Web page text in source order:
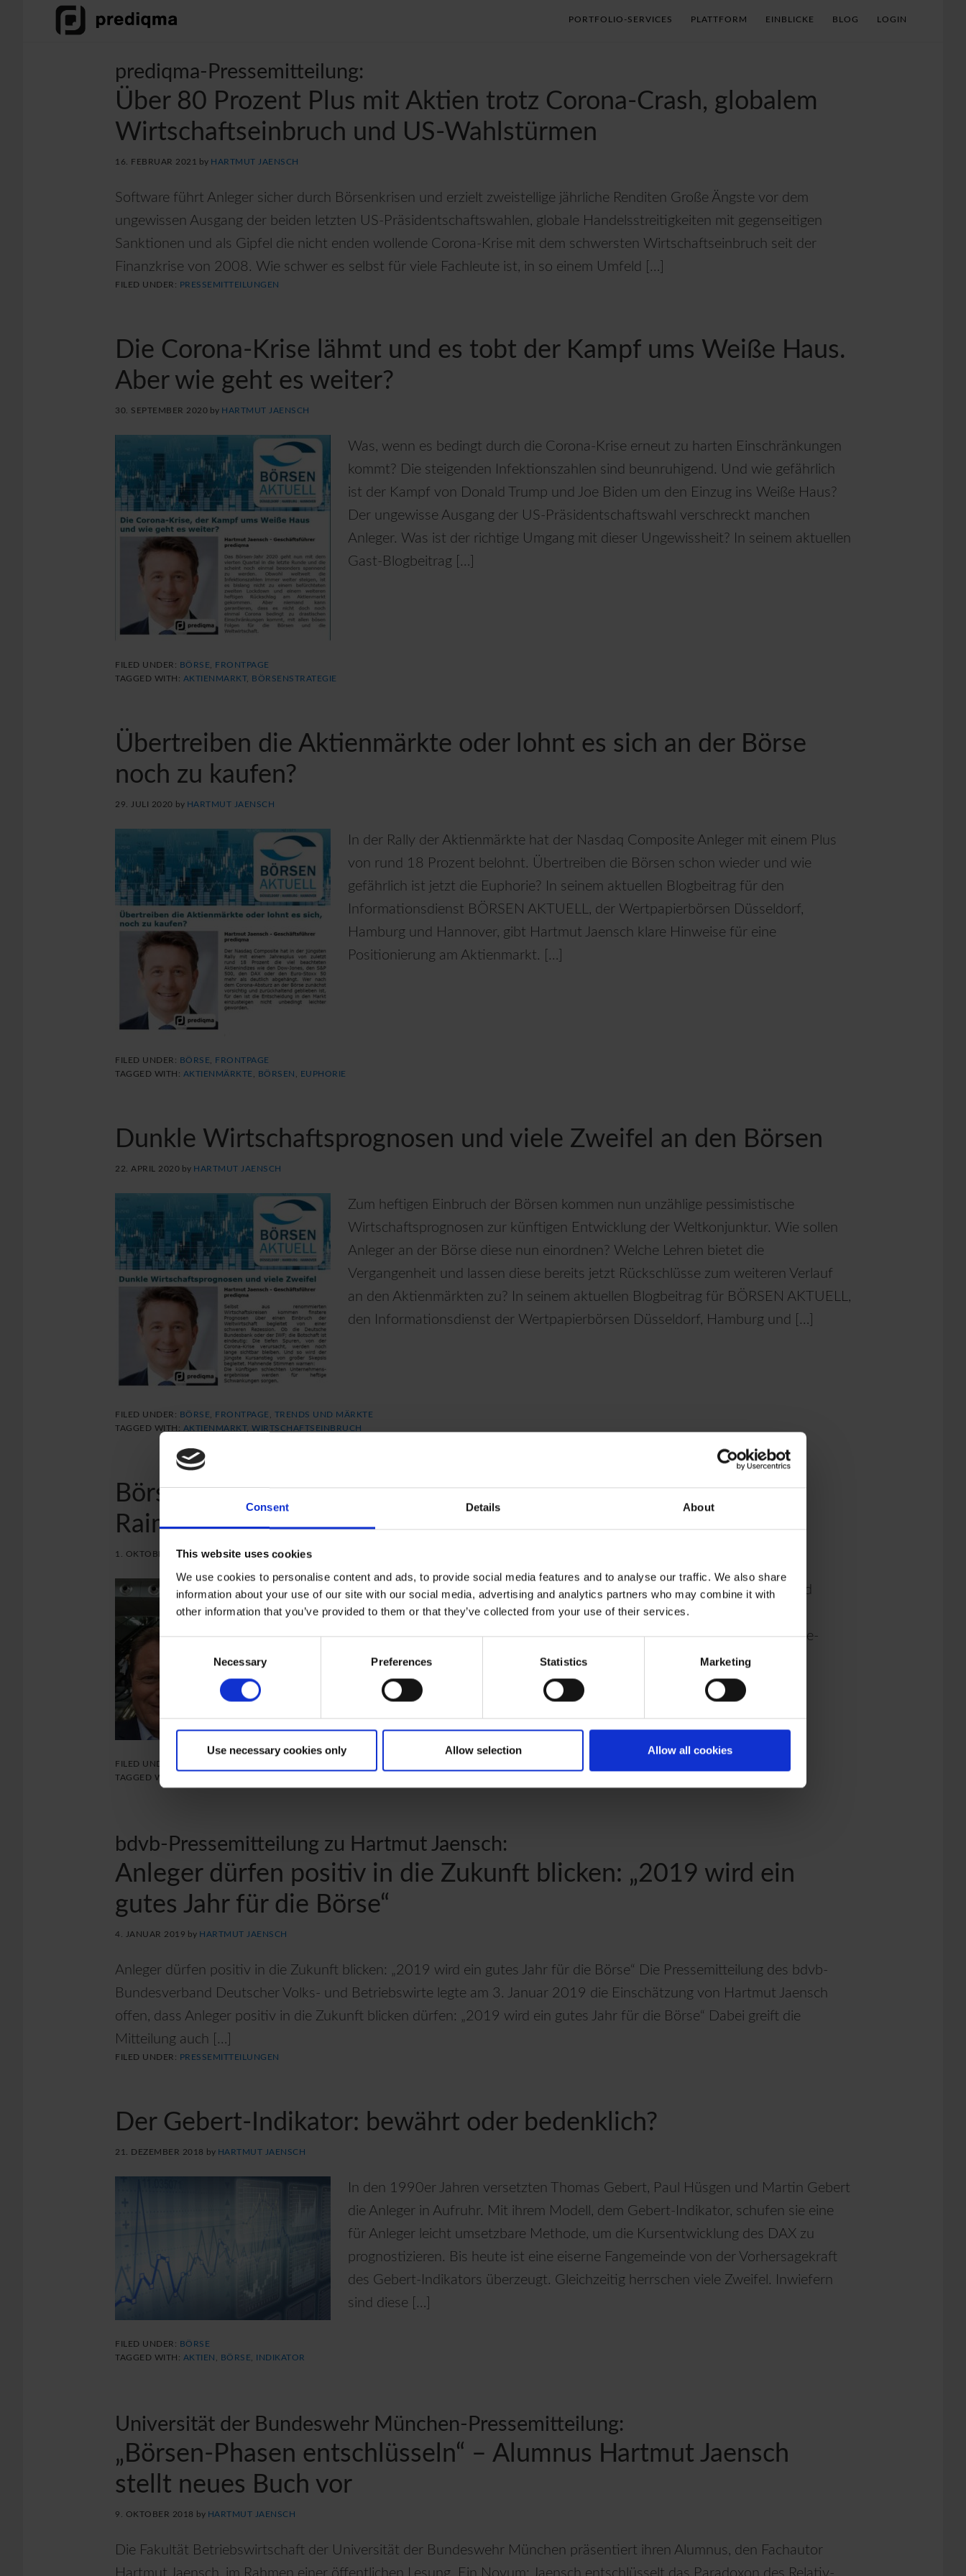
Consent Details About
This website uses cookies
We use cookies to personalise content and ads, to provide social media features and to analyse our traffic. We also share
information about your use of our site with our social media, advertising and analytics partners who may combine it with
other information that you’ve provided to them or that they’ve collected from your use of their services.
Consent
Necessary Preferences Statistics Marketing
Use necessary cookies only Allow selection Allow all cookies
PORTFOLIO-SERVICES PLATTFORM EINBLICKE BLOG LOGIN
prediqma-Pressemitteilung:
Über 80 Prozent Plus mit Aktien trotz Corona-Crash, globalem
Wirtschaftseinbruch und US-Wahlstürmen
16. FEBRUAR 2021 by HARTMUT JAENSCH
Software führt Anleger sicher durch Börsenkrisen und erzielt zweistellige jährliche Renditen Große Ängste vor dem
ungewissen Ausgang der beiden letzten US-Präsidentschaftswahlen, globale Handelsstreitigkeiten mit gegenseitigen
Sanktionen und als Gipfel die nicht enden wollende Corona-Krise mit dem schwersten Wirtschaftseinbruch seit der
Finanzkrise von 2008. Wie schwer es selbst für viele Fachleute ist, in so einem Umfeld […]
FILED UNDER: PRESSEMITTEILUNGEN
Die Corona-Krise lähmt und es tobt der Kampf ums Weiße Haus.
Aber wie geht es weiter?
30. SEPTEMBER 2020 by HARTMUT JAENSCH
Was, wenn es bedingt durch die Corona-Krise erneut zu harten Einschränkungen
kommt? Die steigenden Infektionszahlen sind beunruhigend. Und wie gefährlich
ist der Kampf von Donald Trump und Joe Biden um den Einzug ins Weiße Haus?
Der ungewisse Ausgang der US-Präsidentschaftswahl verschreckt manchen
Anleger. Was ist der richtige Umgang mit dieser Ungewissheit? In seinem aktuellen
Gast-Blogbeitrag […]
FILED UNDER: BÖRSE
FRONTPAGE
TAGGED WITH: AKTIENMARKT, BÖRSENSTRATEGIE
Übertreiben die Aktienmärkte oder lohnt es sich an der Börse
noch zu kaufen?
29. JULI 2020 by HARTMUT JAENSCH
In der Rally der Aktienmärkte hat der Nasdaq Composite Anleger mit einem Plus
von rund 18 Prozent belohnt. Übertreiben die Börsen schon wieder und wie
gefährlich ist jetzt die Euphorie? In seinem aktuellen Blogbeitrag für den
Informationsdienst BÖRSEN AKTUELL, der Wertpapierbörsen Düsseldorf,
Hamburg und Hannover, gibt Hartmut Jaensch klare Hinweise für eine
Positionierung am Aktienmarkt. […]
FILED UNDER: BÖRSE
FRONTPAGE
TAGGED WITH: AKTIENMÄRKTE BÖRSEN EUPHORIE
Dunkle Wirtschaftsprognosen und viele Zweifel an den Börsen
22. APRIL 2020 by HARTMUT JAENSCH
Zum heftigen Einbruch der Börsen kommen nun unzählige pessimistische
Wirtschaftsprognosen zur künftigen Entwicklung der Weltkonjunktur. Wie sollen
Anleger an der Börse diese nun einordnen? Welche Lehren bietet die
Vergangenheit und lassen diese bereits jetzt Rückschlüsse zum weiteren Verlauf
an den Aktienmärkten zu? In seinem aktuellen Blogbeitrag für BÖRSEN AKTUELL,
den Informationsdienst der Wertpapierbörsen Düsseldorf, Hamburg und […]
FILED UNDER: BÖRSE FRONTPAGE
TRENDS UND MÄRKTE
TAGGED WITH: AKTIENMARKT, WIRTSCHAFTSEINBRUCH
Börse aufgeschlossen – Hartmut Jaensch im Gespräch mit
Raimund Brichta
1. OKTOBER 2019byHARTMUT JAENSCH
Seit mehr als drei Jahrzehnten gehört n-tv Nachrichten Moderator Raimund
Brichta, sowohl für private Anleger wie professiomellen Investoren, zu den
bekanntesten Gesichtern im deutschen Fernsehen. Wie gelang es dem State-
Street-Preisträger für Finanzjournalisten die Telebörse als führende
Börsensendung so fest zu etablieren? Was ist in Hinblick auf die aktuelle
Berichterstattung über Wirtschaft und Finanzmärkten in den […]
FILED UNDER:
TAGGED WITH:
bdvb-Pressemitteilung zu Hartmut Jaensch:
Anleger dürfen positiv in die Zukunft blicken: „2019 wird ein
gutes Jahr für die Börse“
4. JANUAR 2019 by HARTMUT JAENSCH
Anleger dürfen positiv in die Zukunft blicken: „2019 wird ein gutes Jahr für die Börse“ Die Pressemitteilung des bdvb-
Bundesverband Deutscher Volks- und Betriebswirte legte am 3. Januar 2019 die Einschätzung von Hartmut Jaensch
offen, dass Anleger positiv in die Zukunft blicken dürfen: „2019 wird ein gutes Jahr für die Börse“ Dabei greift die
Mitteilung auch […]
FILED UNDER: PRESSEMITTEILUNGEN
Der Gebert-Indikator: bewährt oder bedenklich?
21. DEZEMBER 2018 by HARTMUT JAENSCH
In den 1990er Jahren versetzten Thomas Gebert, Paul Hüsgen und Martin Gebert
die Anleger in Aufruhr. Mit ihrem Modell, dem Gebert-Indikator, schufen sie eine
für Anleger leicht umsetzbare Methode, um die Kursentwicklung des DAX zu
prognostizieren. Bis heute ist eine eiserne Fangemeinde von der Vorhersagekraft
des Gebert-Indikators überzeugt. Gleichzeitig herrschen viele Zweifel. Inwiefern
sind diese […]
FILED UNDER: BÖRSE
TAGGED WITH: AKTIEN BÖRSE INDIKATOR
Universität der Bundeswehr München-Pressemitteilung:
„Börsen-Phasen entschlüsseln“ – Alumnus Hartmut Jaensch
stellt neues Buch vor
9. OKTOBER 2018 by HARTMUT JAENSCH
Die Fakultät Betriebswirtschaft der Universität der Bundeswehr München präsentiert ihren Alumnus, den Fachautor
Hartmut Jaensch, im Rahmen einer öffentlichen Lesung. Ein Novum: Jaensch entschlüsselt das Paradoxon des Relativ-